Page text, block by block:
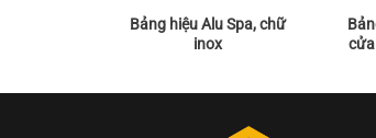
Bảng hiệu Alu Spa, chữ
inox